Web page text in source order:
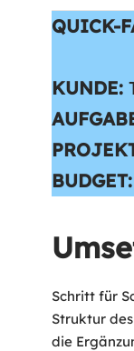
QUICK-
KUNDE:
BUDGET:
Schritt für
Struktur
die